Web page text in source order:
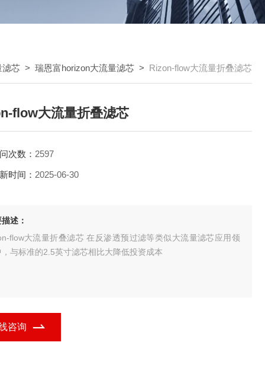
滤芯 > 瑞恩富horizon大流量滤芯 > Rizon-flow大流量折叠滤芯
flow大流量折叠滤芯
次数： 2597
时间： 2025-06-30
述：
flow大流量折叠滤芯 在反渗透预过滤等类似大流量滤芯应用领
，与标准的2.5英寸滤芯相比大降低投资成本
咨询